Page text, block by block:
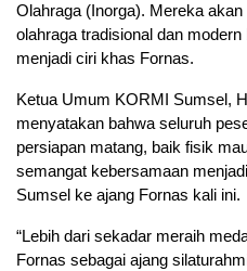
Olahraga (Inorga). Mereka
olahraga tradisional dan
menjadi ciri khas Fornas.
Ketua Umum KORMI Sumsel,
menyatakan bahwa seluruh
persiapan matang, baik fisik
semangat kebersamaan
Sumsel ke ajang Fornas kali ini.
“Lebih dari sekadar meraih
Fornas sebagai ajang